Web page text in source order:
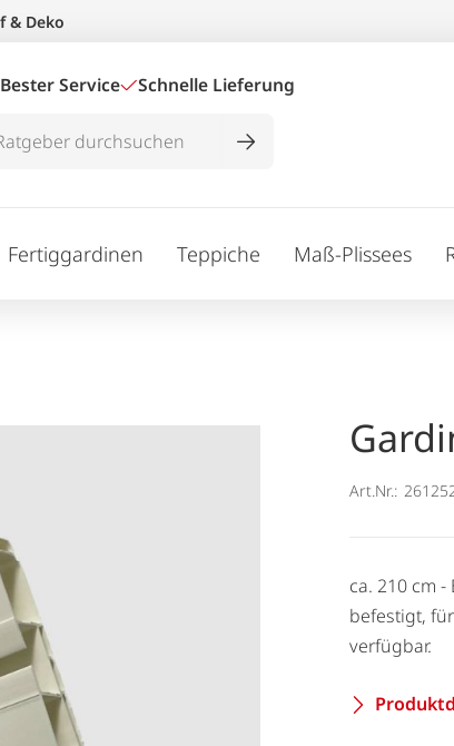
& Deko
Bester Service Schnelle Lieferung
Fertiggardinen Teppiche Maß-Plissees
Art.Nr.:
ca. 210 cm
befestigt,
verfügbar.